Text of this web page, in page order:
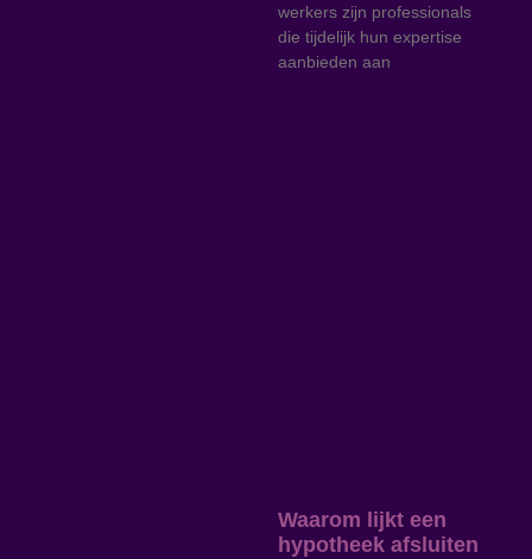
werkers zijn professionals
die tijdelijk hun expertise
aanbieden aan
Waarom lijkt een
hypotheek afsluiten